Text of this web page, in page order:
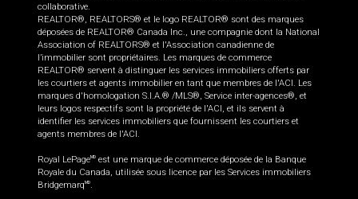
collaborative.
REALTOR®, REALTORS® et le logo REALTOR® sont des marques
déposées de REALTOR® Canada Inc., une compagnie dont la National
Association of REALTORS® et l'Association canadienne de
l’immobilier sont propriétaires. Les marques de commerce
REALTOR® servent à distinguer les services immobiliers offerts par
les courtiers et agents immobilier en tant que membres de l'ACI. Les
marques d'homologation S.I.A.® /MLS®, Service inter-agences®, et
leurs logos respectifs sont la propriété de l'ACI, et ils servent à
identifier les services immobiliers que fournissent les courtiers et
agents membres de l'ACI.
Royal LePageMD est une marque de commerce déposée de la Banque
Royale du Canada, utilisée sous licence par les Services immobiliers
BridgemarqMD.